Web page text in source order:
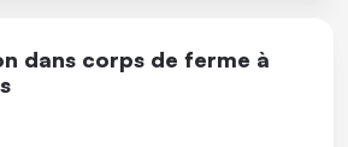
dans corps de ferme à